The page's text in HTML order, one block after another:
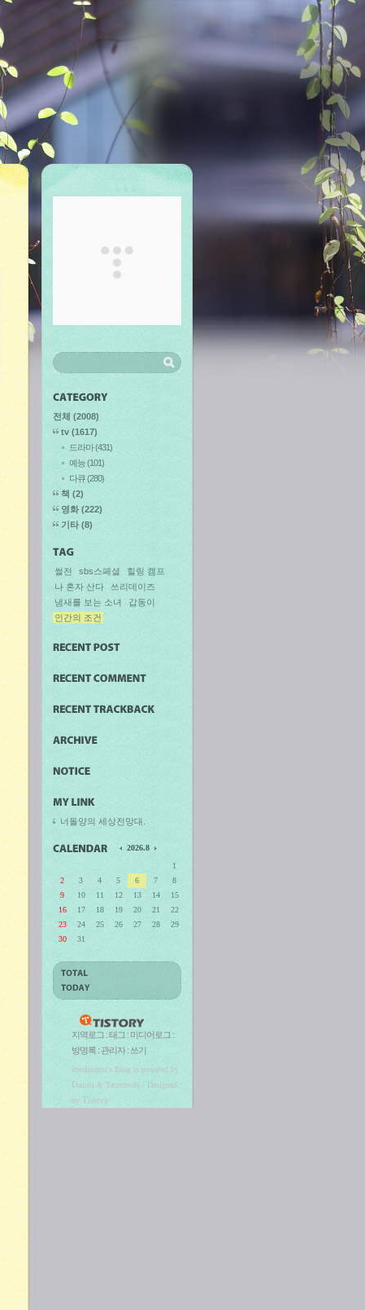
전체 (2008)
tv (1617)
드라마(431)
예능(101)
다큐(280)
책 (2)
영화(222)
기타 (8)
썰전 sbs스페셜
힐링 캠프
나 혼자 산다
쓰리데이즈
냄새를 보는 소녀
갑동이
인간의 조건
너돌양의 세상전망대.
2026.8
1
2
3 4 5 6 7
8
9
10 11 12 13 14
15
16
17 18 19 20 21
22
23
24 25 26 27 28
29
30
31
지역로그 :태그 : 미디어로그 :
방명록 :관리자: 쓰기
meditator's Blog is powered by
Daum & Tattertools / Designed
by Tistory